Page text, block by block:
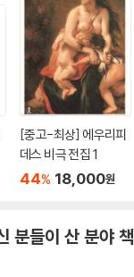
[중고-최상] 에우리피
데스 비극 전집 1
44% 18,000원
분들이 산 분야 책